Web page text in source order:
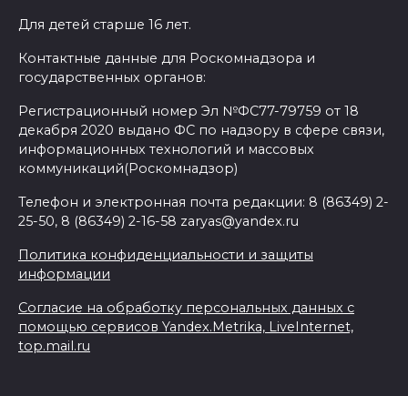
Для детей старше 16 лет.
Контактные данные для Роскомнадзора и
государственных органов:
Регистрационный номер Эл №ФС77-79759 от 18
декабря 2020 выдано ФС по надзору в сфере связи,
информационных технологий и массовых
коммуникаций(Роскомнадзор)
Телефон и электронная почта редакции: 8 (86349) 2-
25-50, 8 (86349) 2-16-58 zaryas@yandex.ru
Политика конфиденциальности и защиты
информации
Согласие на обработку персональных данных с
помощью сервисов Yandex.Metrika, LiveInternet,
top.mail.ru